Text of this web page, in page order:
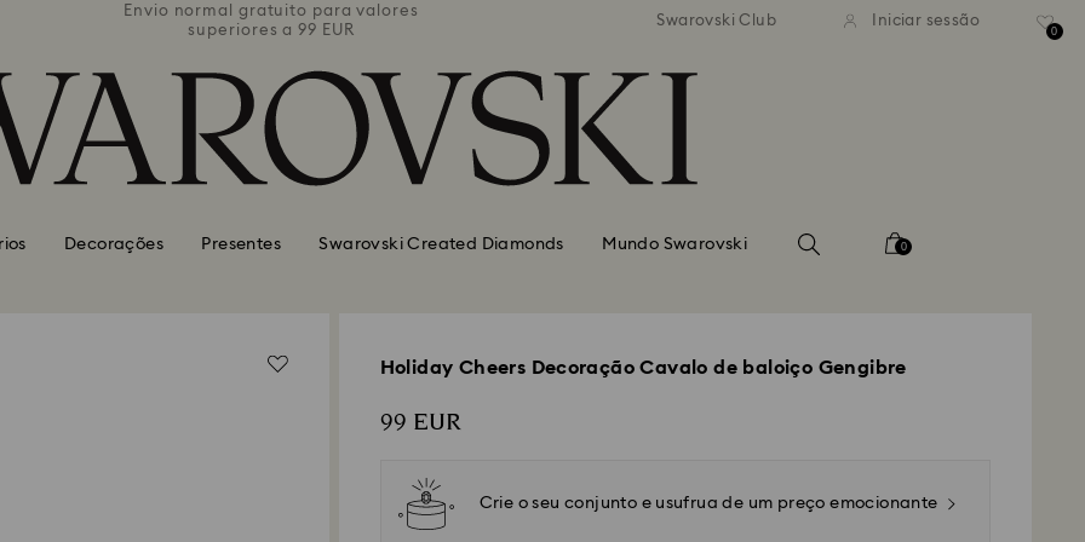
Envio normal gratuito para valores
superiores a 99 EUR
Envio normal gratuito para valores
superiores a 99 EUR
Envio normal gratuito para
superiores a 99 EUR
Swarovski Club Iniciar sessão
0
Decorações Presentes Swarovski Created Diamonds Mundo Swarovski 0
Holiday Cheers Decoração Cavalo de baloiço Gengibre
99 EUR
Crie o seu conjunto e usufrua de um preço emocionante